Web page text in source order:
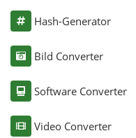
Hash-Generator
Bild Converter
Software Converter
Video Converter